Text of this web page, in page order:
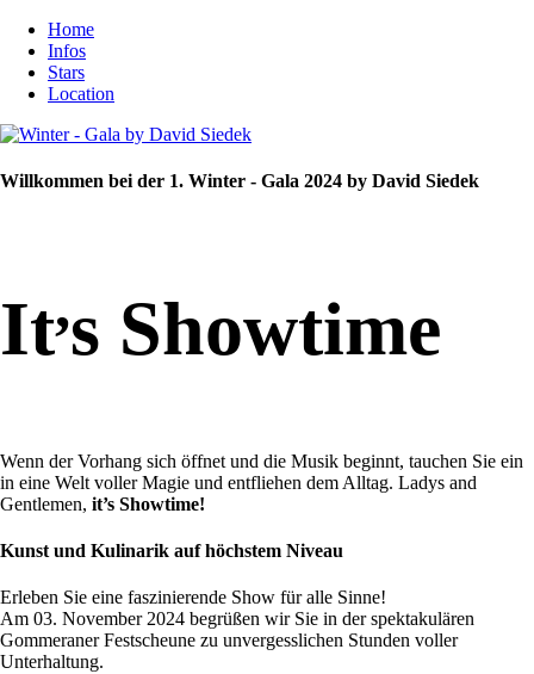
Home
Infos
Stars
Location
Willkommen bei der 1. Winter - Gala 2024 by David Siedek
It,s Showtime
Wenn der Vorhang sich öffnet und die Musik beginnt, tauchen Sie ein
in eine Welt voller Magie und entfliehen dem Alltag. Ladys and
Gentlemen, it’s Showtime!
Kunst und Kulinarik auf höchstem Niveau
Erleben Sie eine faszinierende Show für alle Sinne!
Am 03. November 2024 begrüßen wir Sie in der spektakulären
Gommeraner Festscheune zu unvergesslichen Stunden voller
Unterhaltung.